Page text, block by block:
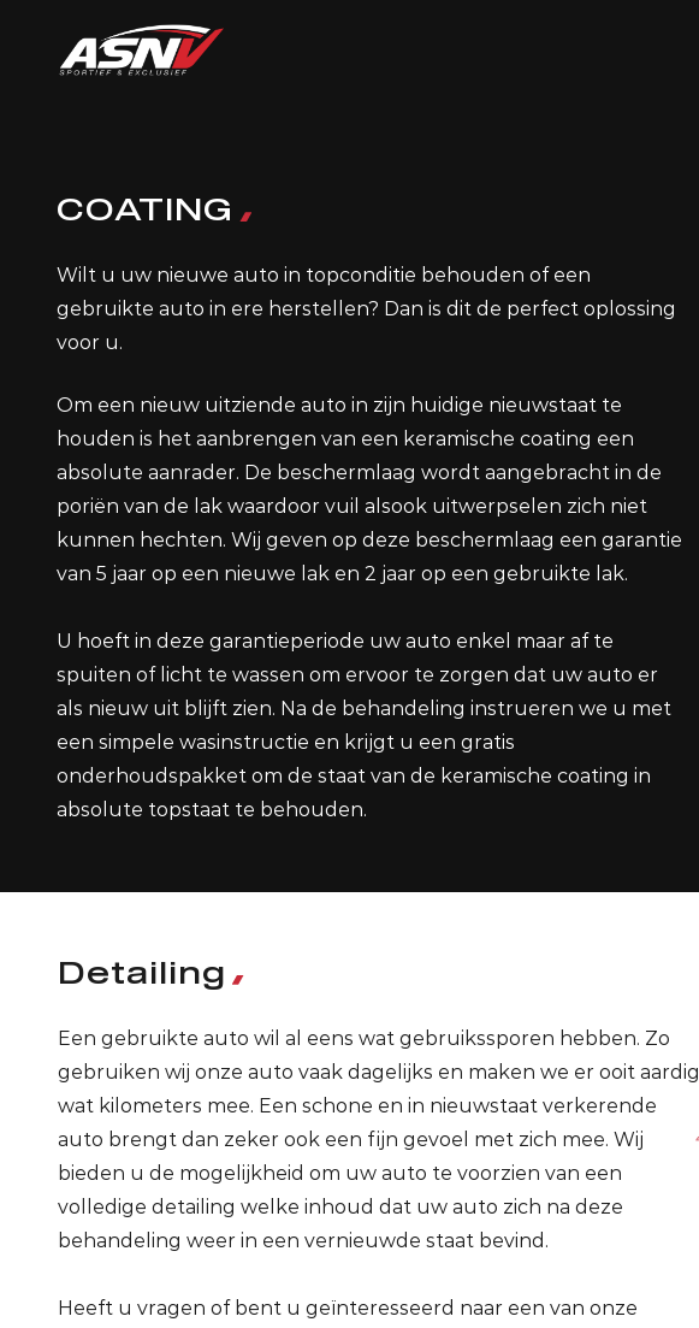
COATING
Wilt u uw nieuwe auto in topconditie behouden of een
gebruikte auto in ere herstellen? Dan is dit de perfect oplossing
voor u.
Om een nieuw uitziende auto in zijn huidige nieuwstaat te
houden is het aanbrengen van een keramische coating een
absolute aanrader. De beschermlaag wordt aangebracht in de
poriën van de lak waardoor vuil alsook uitwerpselen zich niet
kunnen hechten. Wij geven op deze beschermlaag een garantie
van 5 jaar op een nieuwe lak en 2 jaar op een gebruikte lak.
U hoeft in deze garantieperiode uw auto enkel maar af te
spuiten of licht te wassen om ervoor te zorgen dat uw auto er
als nieuw uit blijft zien. Na de behandeling instrueren we u met
een simpele wasinstructie en krijgt u een gratis
onderhoudspakket om de staat van de keramische coating in
absolute topstaat te behouden.
Detailing
Een gebruikte auto wil al eens wat gebruikssporen hebben. Zo
gebruiken wij onze auto vaak dagelijks en maken we er ooit aardig
wat kilometers mee. Een schone en in nieuwstaat verkerende
auto brengt dan zeker ook een fijn gevoel met zich mee. Wij
bieden u de mogelijkheid om uw auto te voorzien van een
volledige detailing welke inhoud dat uw auto zich na deze
behandeling weer in een vernieuwde staat bevind.
Heeft u vragen of bent u geïnteresseerd naar een van onze